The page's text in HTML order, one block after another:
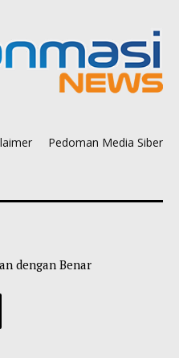
Pedoman Media Siber
dengan Benar